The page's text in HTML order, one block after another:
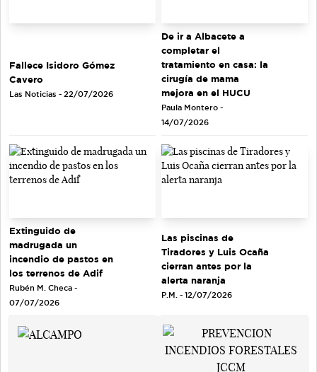
Fallece Isidoro Gómez
Cavero
Las Noticias - 22/07/2026
De ir a Albacete a
completar el
tratamiento en casa: la
cirugía de mama
mejora en el HUCU
Paula Montero -
14/07/2026
Extinguido de
madrugada un
incendio de pastos en
los terrenos de Adif
Rubén M. Checa -
07/07/2026
Las piscinas de
Tiradores y Luis Ocaña
cierran antes por la
alerta naranja
P.M. - 12/07/2026